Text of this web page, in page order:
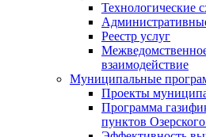
Технологические
Реестр услуг
взаимодействие
Муниципальные
Проекты
Программа
пунктов